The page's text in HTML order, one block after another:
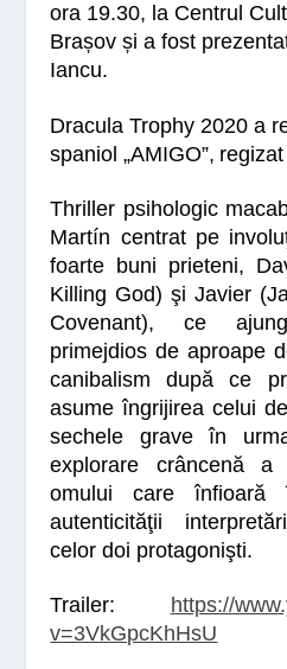
ora 19.30, la Centrul
Brașov și a fost
Iancu.
Dracula Trophy 2020 a
spaniol„AMIGO”,
Thriller psihologic
Martín centrat pe
foarte buni prieteni,
Killing God) şi Javier
Covenant), ce
primejdios de aproape
canibalism după ce
asume îngrijirea celui
sechele grave în
explorare crâncenă
omului care înfioară
autenticităţii
celor doi protagonişti.
Trailer:
https://
v=3VkGpcKhHsU